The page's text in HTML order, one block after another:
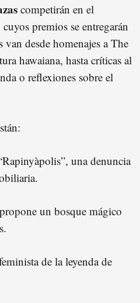
competirán en el
premios se entregarán
van desde homenajes a The
hawaiana, hasta críticas al
o reflexiones sobre el
una denuncia
un bosque mágico
de la leyenda de